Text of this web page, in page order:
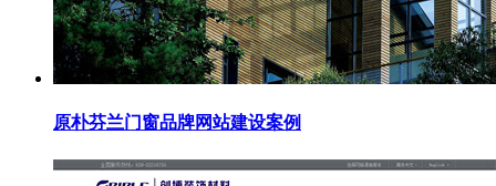
原朴芬兰门窗品牌网站建设案例